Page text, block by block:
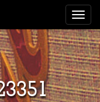
Toggle